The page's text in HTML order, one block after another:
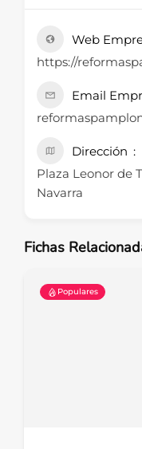
Web
https://
Email
Dirección
Plaza Leonor de
Navarra
Fichas
Populares